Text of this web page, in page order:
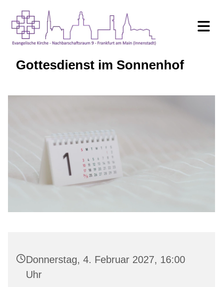
Gottesdienst im Sonnenhof
Donnerstag, 4. Februar 2027, 16:00
Uhr